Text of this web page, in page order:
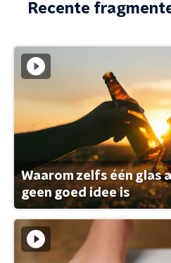
Recente
Waarom zelfs één glas
geen goed idee is